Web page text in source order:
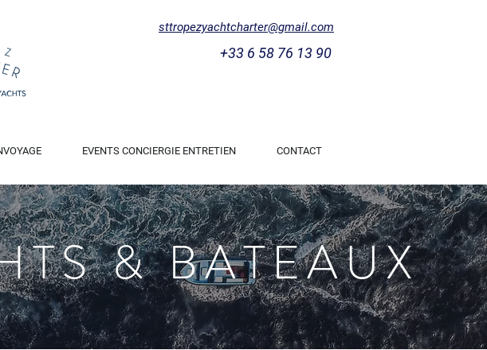
sttropezyachtcharter@gmail.com
+33 6 58 76 13 90
EVENTS CONCIERGIE ENTRETIEN CONTACT
& BATEAUX